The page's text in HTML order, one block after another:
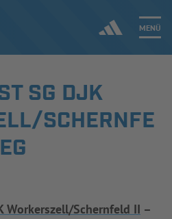
MENÜ
Jetzt einloggen
SG DJK W
SCHERNFEL
Workerszell/Schernfeld II –